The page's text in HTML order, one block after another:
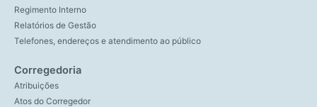
Regimento Interno
Relatórios de Gestão
Telefones, endereços e atendimento ao público
Corregedoria
Atribuições
Atos do Corregedor